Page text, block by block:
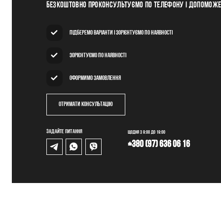
Безкоштовно проконсультуємо по телефону і
Підберемо варіанти і зорієнтуємо по наявності
Зорієнтуємо по наявності
Оформимо замовлення
Отримати консультацію
Задайте питання Щодня з 9:00 до 19:00
+380 (97) 636 06 16